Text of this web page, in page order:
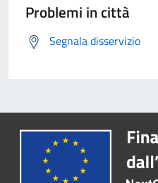
Problemi in città
Segnala disservizio